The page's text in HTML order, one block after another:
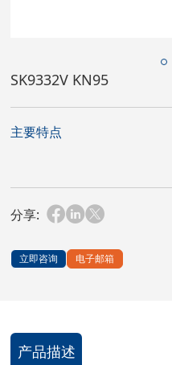
SK9332V KN95
主要特点
分享:
立即咨询 电子邮箱
产品描述